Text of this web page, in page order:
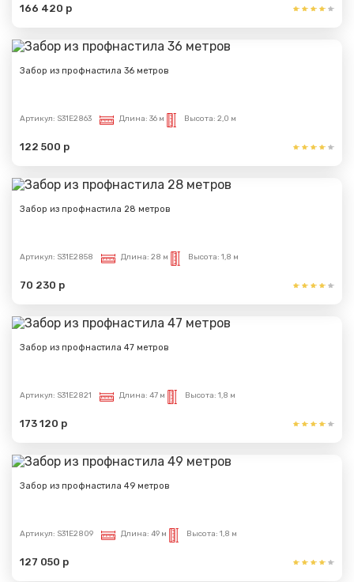
166 420 р
Забор из профнастила 36 метров
Артикул: S31E2863 Длина: 36 м Высота: 2,0 м
122 500 р
Забор из профнастила 28 метров
Артикул: S31E2858 Длина: 28 м Высота: 1,8 м
70 230 р
Забор из профнастила 47 метров
Артикул: S31E2821 Длина: 47 м Высота: 1,8 м
173 120 р
Забор из профнастила 49 метров
Артикул: S31E2809 Длина: 49 м Высота: 1,8 м
127 050 р
отправлено
Спасибо за обращение, наш специалист свяжется с